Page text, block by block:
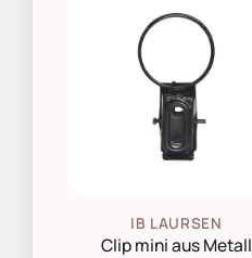
IB LAURSEN
Clip mini aus Metall